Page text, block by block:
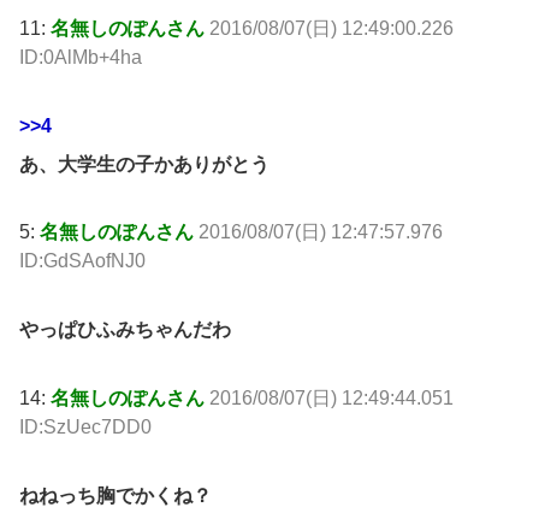
11: 名無しのぽんさん 2016/08/07(日) 12:49:00.226
ID:0AlMb+4ha
>>4
あ、大学生の子かありがとう
5: 名無しのぽんさん 2016/08/07(日) 12:47:57.976
ID:GdSAofNJ0
やっぱひふみちゃんだわ
14: 名無しのぽんさん 2016/08/07(日) 12:49:44.051
ID:SzUec7DD0
ねねっち胸でかくね？